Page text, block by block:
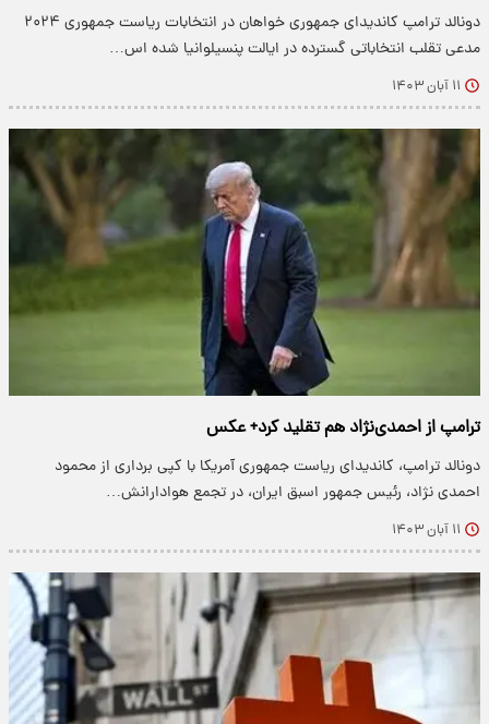
دونالد ترامپ کاندیدای جمهوری خواهان در انتخابات ریاست جمهوری ۲۰۲۴
مدعی تقلب انتخاباتی گسترده در ایالت پنسیلوانیا شده اس…
۱۱ آبان ۱۴۰۳
ترامپ از احمدی‌نژاد هم تقلید کرد+ عکس
دونالد ترامپ، کاندیدای ریاست جمهوری آمریکا با کپی برداری از محمود
احمدی نژاد، رئیس جمهور اسبق ایران، در تجمع هوادارانش…
۱۱ آبان ۱۴۰۳